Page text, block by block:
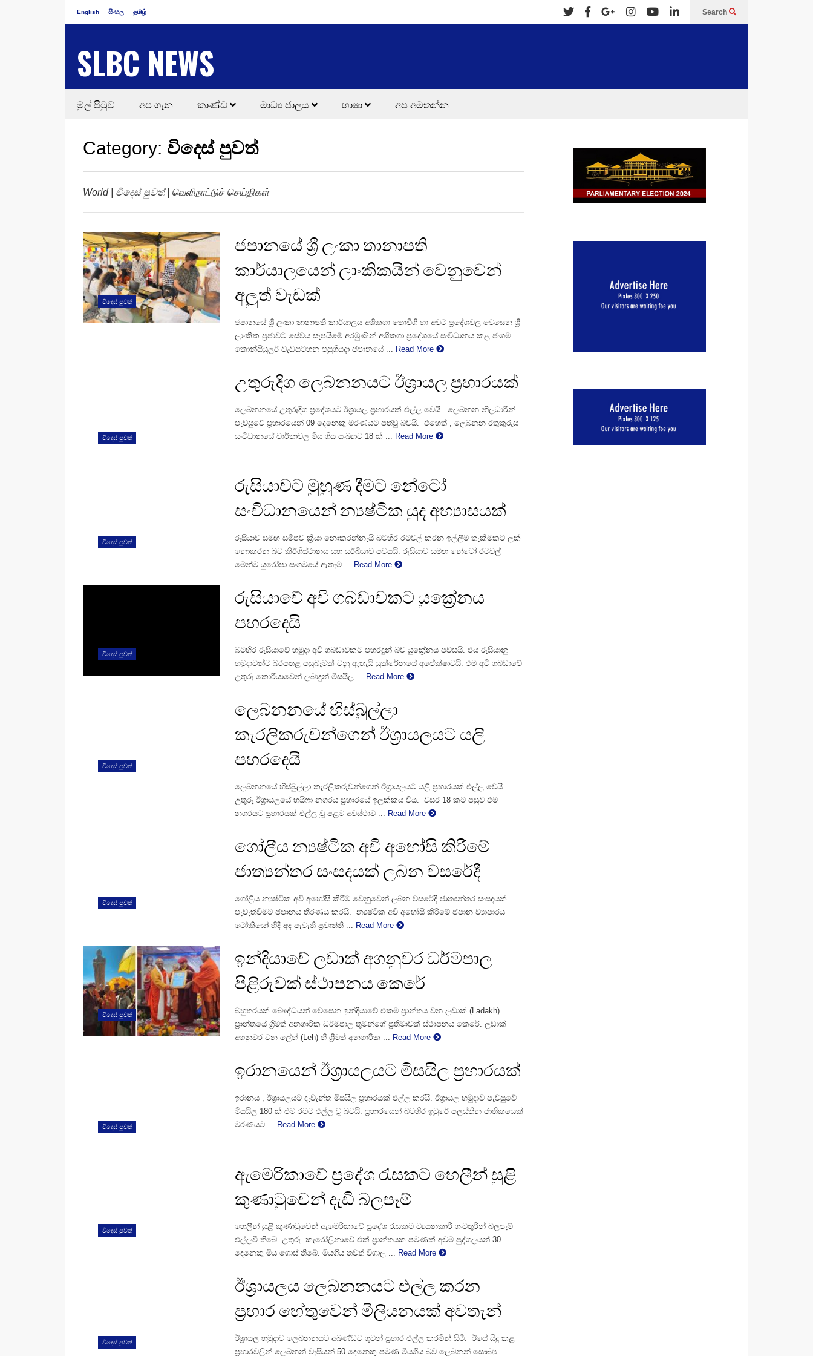
English සිංහල தமிழ் Search
SLBC NEWS
මුල් පිටුව අප ගැන කාණ්ඩ මාධ්‍ය ජාලය භාෂා අප අමතන්න
Category: විදෙස් පුවත්
World | විදෙස් පුවත් | வெளிநாட்டுச் செய்திகள்
විදෙස් පුවත්
ජපානයේ ශ්‍රී ලංකා තානාපති
කාර්යාලයෙන් ලාංකිකයින් වෙනුවෙන්
අලුත් වැඩක්
ජපානයේ ශ්‍රී ලංකා තානාපති කාර්යාලය අශිකගා-තොචිගි හා අවට ප්‍රදේශවල වෙසෙන ශ්‍රී
ලාංකික ප්‍රජාවට සේවය සැපයීමේ අරමුණින් අශිකගා ප්‍රදේශයේ සංවිධානය කළ ජංගම
කොන්සියුලර් වැඩසටහන පසුගියදා ජපානයේ ...
Read More
විදෙස් පුවත්
උතුරුදිග ලෙබනනයට ඊශ්‍රායල ප්‍රහාරයක්
ලෙබනනයේ උතුරුදිග ප්‍රදේශයට ඊශ්‍රායල ප්‍රහාරයක් එල්ල වෙයි. ලෙබනන නිලධාරින්
පැවසුවේ ප්‍රහාරයෙන් 09 දෙනෙකු මරණයට පත්වු බවයි. එහෙත් , ලෙබනන රතුකුරුස
සංවිධානයේ වාර්තාවල මිය ගිය සංඛ්‍යාව 18 ක් ...
Read More
විදෙස් පුවත්
රුසියාවට මුහුණ දීමට නේටෝ
සංවිධානයෙන් න්‍යෂ්ටික යුද අභ්‍යාසයක්
රුසියාව සමඟ සමීපව ක්‍රියා නොකරන්නැයි බටහිර රටවල් කරන ඉල්ලීම තැකීමකට ලක්
නොකරන බව කිර්ගිස්ථානය සහ සර්බියාව පවසයි. රුසියාව සමඟ නේටෝ රටවල්
මෙන්ම යුරෝපා සංගමයේ ඇතැම් ... Read More
විදෙස් පුවත්
රුසියාවේ අවි ගබඩාවකට යුක්‍රේනය
පහරදෙයි
බටහිර රුසියාවේ හමුදා අවි ගබඩාවකට පහරදුන් බව යුක්‍රේනය පවසයි. එය රුසියානු
හමුදාවන්ට බරපතළ පසුබෑමක් වනු ඇතැයි යුක්රේනයේ අ‍පේක්ෂාවයි. එම අවි ගබඩාවේ
උතුරු කොරියාවෙන් ලබාදුන් මිසයිල ... Read More
විදෙස් පුවත්
ලෙබනනයේ හිස්බුල්ලා
කැරලිකරුවන්ගෙන් ඊශ්‍රායලයට යලි
පහරදෙයි
ලෙබනනයේ හිස්බුල්ලා කැරලිකරුවන්ගෙන් ඊශ්‍රායලයට යලි ප්‍රහාරයක් එල්ල වෙයි.
උතුරු ඊශ්‍රායලයේ හයිෆා නගරය ප්‍රහාරයේ ඉලක්කය විය. වසර 18 කට පසුව එම
නගරයට ප්‍රහාරයක් එල්ල වූ පළමු අවස්ථාව ... Read More
විදෙස් පුවත්
ගෝලීය න්‍යෂ්ටික අවි අහෝසි කිරීමේ
ජාත්‍යන්තර සංසදයක් ලබන වසරේදී
ගෝලීය න්‍යෂ්ටික අවි අහෝසි කිරීම වෙනුවෙන් ලබන වසරේදී ජාත්‍යන්තර සංසදයක්
පැවැත්වීමට ජපානය තීරණය කරයි. න්‍යෂ්ටික අවි අහෝසි කිරීමේ ජපාන ව්‍යාපාරය
ටෝකියෝ හිදී අද පැවැති ප්‍රවෘත්ති ... Read More
විදෙස් පුවත්
ඉන්දියාවේ ලඩාක් අගනුවර ධර්මපාල
පිළිරුවක් ස්ථාපනය කෙරේ
බහුතරයක් බෞද්ධයන් වෙසෙන ඉන්දියාවේ එකම ප්‍රාන්තය වන ලඩාක් (Ladakh)
ප්‍රාන්තයේ ශ්‍රීමත් අනගාරික ධර්මපාල තුමන්ගේ ප්‍රතිමාවක් ස්ථාපනය කෙරේ. ලඩාක්
අගනුවර වන ලේහ් (Leh) හි ශ්‍රීමත් අනගාරික ...
Read More
විදෙස් පුවත්
ඉරානයෙන් ඊශ්‍රායලයට මිසයිල ප්‍රහාරයක්
ඉරානය , ඊශ්‍රායලයට දැවැන්ත මිසයිල ප්‍රහාරයක් එල්ල කරයි. ඊශ්‍රායල හමුදාව පැවසුවේ
මිසයිල 180 ක් එම රටට එල්ල වූ බවයි. ප්‍රහාරයෙන් බටහිර ඉවුරේ පලස්තින ජාතිකයෙක්
මරණයට ...
Read More
විදෙස් පුවත්
ඇමෙරිකාවේ ප්‍රදේශ රැසකට හෙලීන් සුළි
කුණාටුවෙන් දැඩි බලපෑම්
හෙලීන් සුළි කුණාටුවෙන් ඇමෙරිකාවේ ප්‍රදේශ රැසකට ව්‍යසනකාරී ගංවතුරින් බලපෑම්
එල්ලවී තිබේ. උතුරු කැරෝලිනාවේ එක් ප්‍රාන්තයක පමණක් අවම පුද්ගලයන් 30
දෙනෙකු මිය ගොස් තිබේ. මියගිය තවත් විශාල ... Read More
විදෙස් පුවත්
ඊශ්‍රායලය ලෙබනනයට එල්ල කරන
ප්‍රහාර හේතුවෙන් මිලියනයක් අවතැන්
ඊශ්‍රායල හමුදාව ලෙබනනයට අඛණ්ඩව ගුවන් ප්‍රහාර එල්ල කරමින් සිටී. ඊයේ සිදු කළ
ප්‍රහාරවලින් ලෙබනන් වැසියන් 50 දෙනෙකු පමණ මියගිය බව ලෙබනන් සෞඛ්‍ය